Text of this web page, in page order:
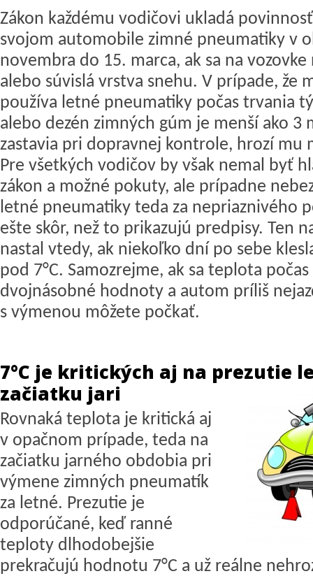
Zákon každému vodičovi ukladá
svojom automobile zimné pneumatiky v
novembra do 15. marca, ak sa na
alebo súvislá vrstva snehu. V prípade, že
používa letné pneumatiky počas trvania
alebo dezén zimných gúm je menší ako 3
zastavia pri dopravnej kontrole, hrozí mu
Pre všetkých vodičov by však nemal byť
zákon a možné pokuty, ale prípadne
letné pneumatiky teda za nepriaznivého
ešte skôr, než to prikazujú predpisy. Ten
nastal vtedy, ak niekoľko dní po sebe
pod 7°C. Samozrejme, ak sa teplota
dvojnásobné hodnoty a autom príliš
s výmenou môžete počkať.
7°C je kritických aj na prezutie
začiatku jari
Rovnaká teplota je kritická aj
v opačnom prípade, teda na
začiatku jarného obdobia pri
výmene zimných pneumatík
za letné. Prezutie je
odporúčané, keď ranné
teploty dlhodobejšie
prekračujú hodnotu 7°C a už reálne